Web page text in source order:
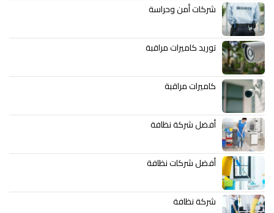
شركات أمن وحراسة
توريد كاميرات مراقبة
كاميرات مراقبة
أفضل شركة نظافة
أفضل شركات نظافة
شركة نظافة